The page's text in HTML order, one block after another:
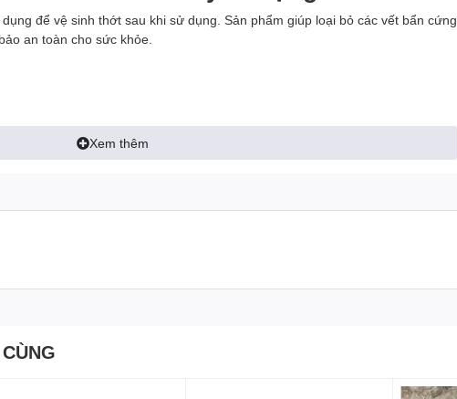
để vệ sinh thớt sau khi sử dụng. Sản phẩm giúp loại bỏ các vết bẩn cứng
an toàn cho sức khỏe.
Xem thêm